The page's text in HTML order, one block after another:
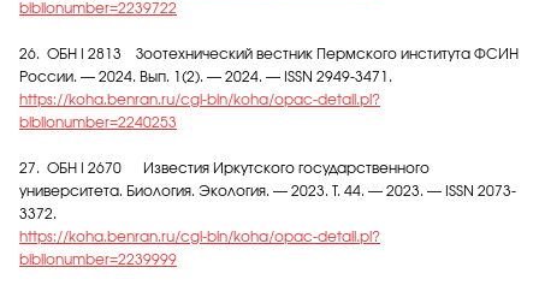
biblionumber=2239722
26. ОБН I 2813 Зоотехнический вестник Пермского института ФСИН
России. — 2024. Вып. 1(2). — 2024. — ISSN 2949-3471.
https://koha.benran.ru/cgi-bin/koha/opac-detail.pl?
biblionumber=2240253
27. ОБН I 2670 Известия Иркутского государственного
университета. Биология. Экология. — 2023. Т. 44. — 2023. — ISSN 2073-
3372.
https://koha.benran.ru/cgi-bin/koha/opac-detail.pl?
biblionumber=2239999